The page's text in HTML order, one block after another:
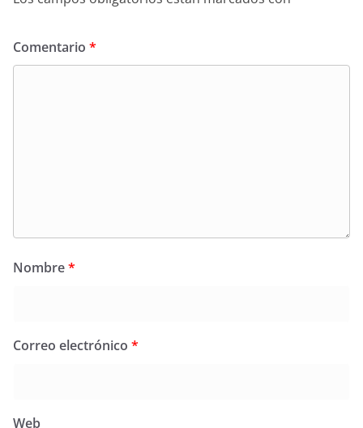
Comentario *
Nombre*
Correo electrónico *
Web